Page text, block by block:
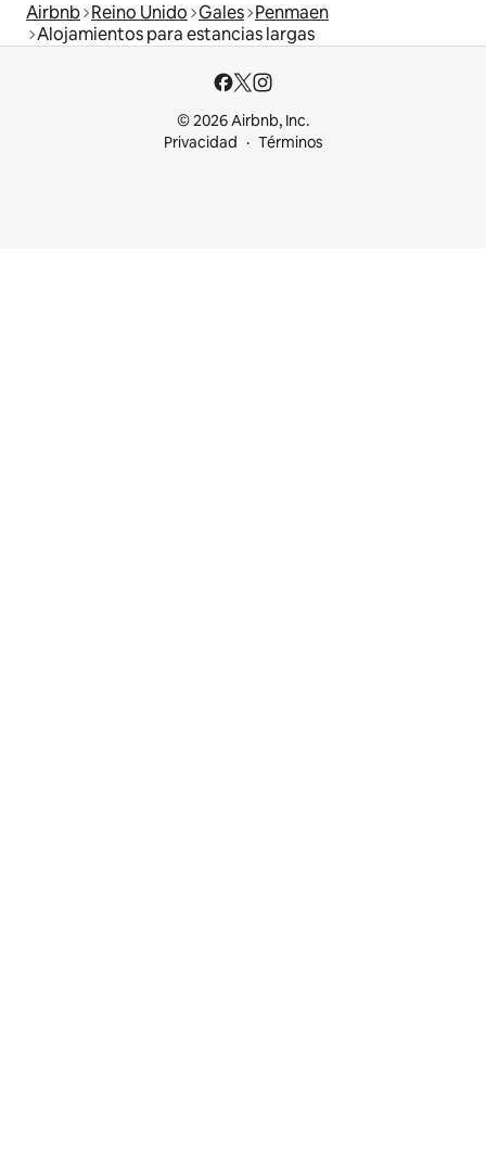
Airbnb Reino Unido Gales Penmaen
Alojamientos para estancias largas
© 2026 Airbnb, Inc.
Privacidad
Términos